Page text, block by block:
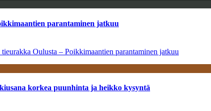
parantaminen jatkuu
Oulusta – Poikkimaantien parantaminen jatkuu
korkea puunhinta ja heikko kysyntä